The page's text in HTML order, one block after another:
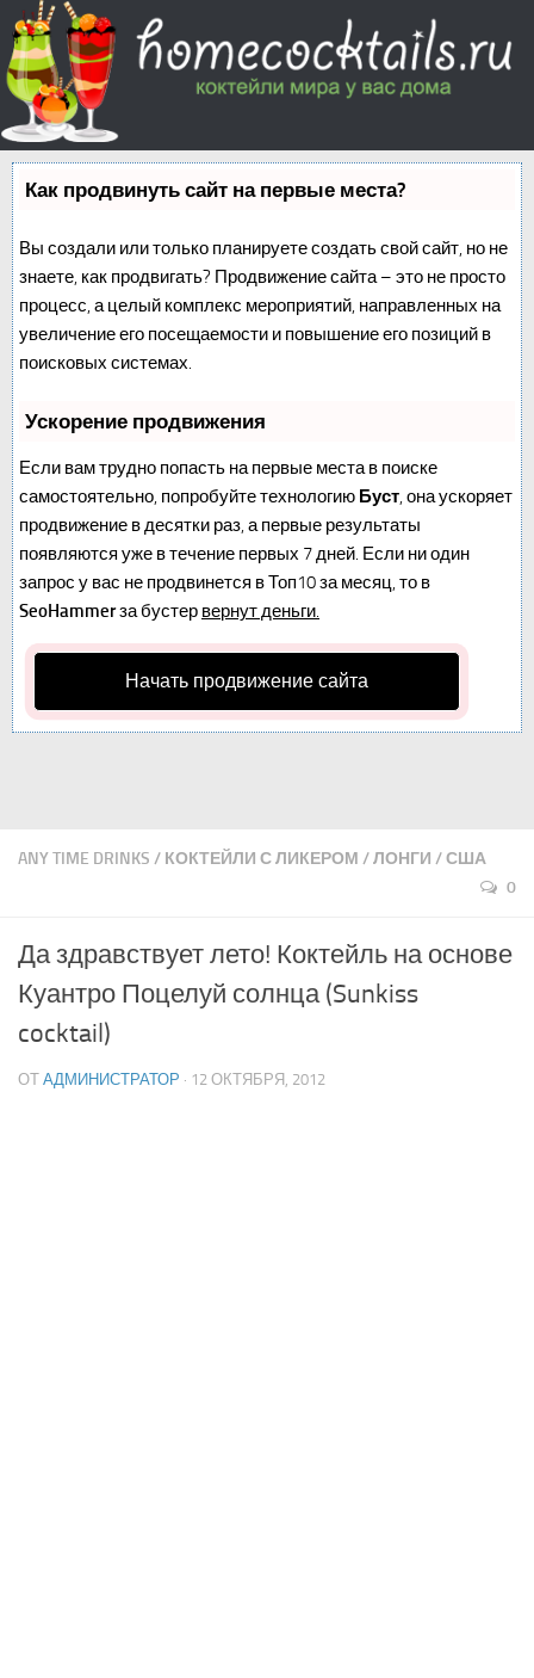
Как продвинуть сайт на первые места?
Вы создали или только планируете создать свой сайт, но не
знаете, как продвигать? Продвижение сайта – это не просто
процесс, а целый комплекс мероприятий, направленных на
увеличение его посещаемости и повышение его позиций в
поисковых системах.
Ускорение продвижения
Если вам трудно попасть на первые места в поиске
самостоятельно, попробуйте технологию Буст, она ускоряет
продвижение в десятки раз, а первые результаты
появляются уже в течение первых 7 дней. Если ни один
запрос у вас не продвинется в Топ10 за месяц, то в
SeoHammerза бустер вернут деньги.
Начать продвижение сайта
ANY TIME DRINKS / КОКТЕЙЛИ С ЛИКЕРОМ /ЛОНГИ /США
0
Да здравствует лето! Коктейль на основе
Куантро Поцелуй солнца (Sunkiss
cocktail)
ОТ АДМИНИСТРАТОР · 12 ОКТЯБРЯ, 2012